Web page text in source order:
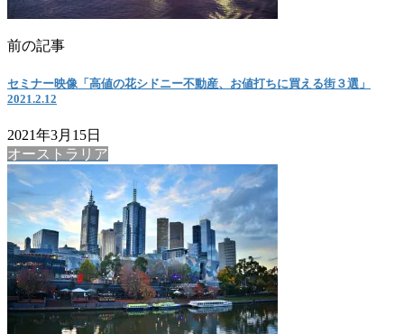
前の記事
セミナー映像「高値の花シドニー不動産、お値打ちに買える街３選」
2021.2.12
2021年3月15日
オーストラリア